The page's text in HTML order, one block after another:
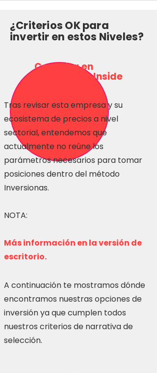
¿Criterios OK para
invertir en estos Niveles?
Consulta en
Inversionas Inside
Tras revisar esta empresa y su
ecosistema de precios a nivel
sectorial, entendemos que
actualmente no reúne los
parámetros necesarios para tomar
posiciones dentro del método
Inversionas.
NOTA:
Más información en la versión de
escritorio.
A continuación te mostramos dónde
encontramos nuestras opciones de
inversión ya que cumplen todos
nuestros criterios de narrativa de
selección.